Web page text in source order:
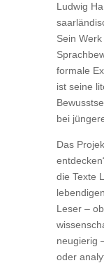
Ludwig
Sein
formale
ist seine
bei
Das
die Texte
Leser –
neugierig
oder